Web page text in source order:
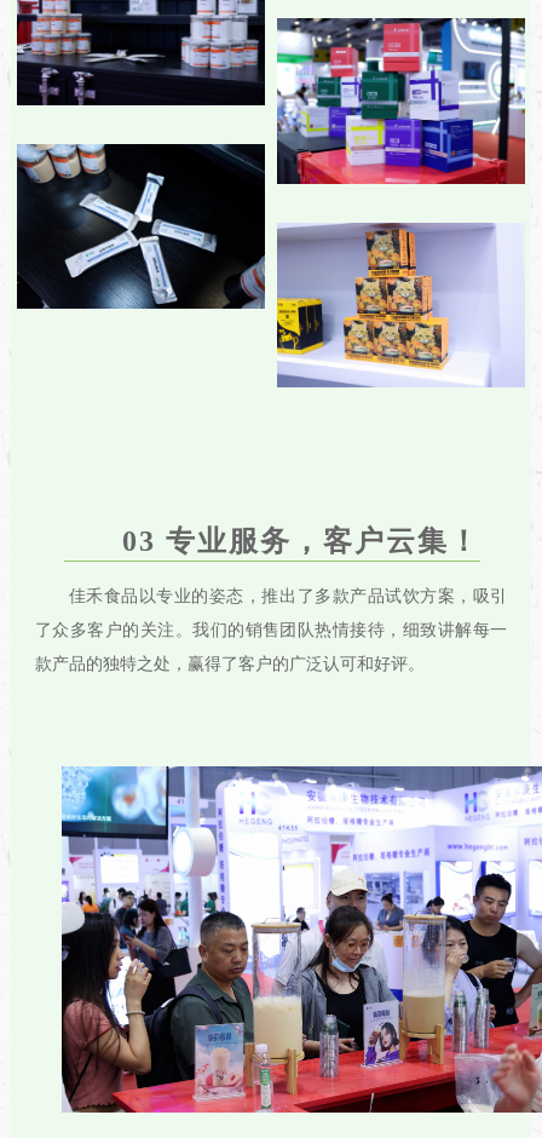
03 专业服务，客户云集 ！
佳禾食品以专业的姿态，推出了多款产品试饮方案，吸引
了众多客户的关注。我们的销售团队热情接待，细致讲解每一
款产品的独特之处，赢得了客户的广泛认可和好评。